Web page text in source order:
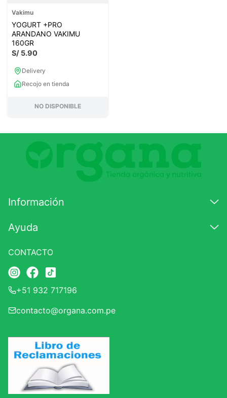
Vakimu
YOGURT +PRO
ARANDANO VAKIMU
160GR
S/ 5.90
Delivery
Recojo en tienda
NO DISPONIBLE
Información
Ayuda
CONTACTO
+51 932 717196
contacto@organa.com.pe